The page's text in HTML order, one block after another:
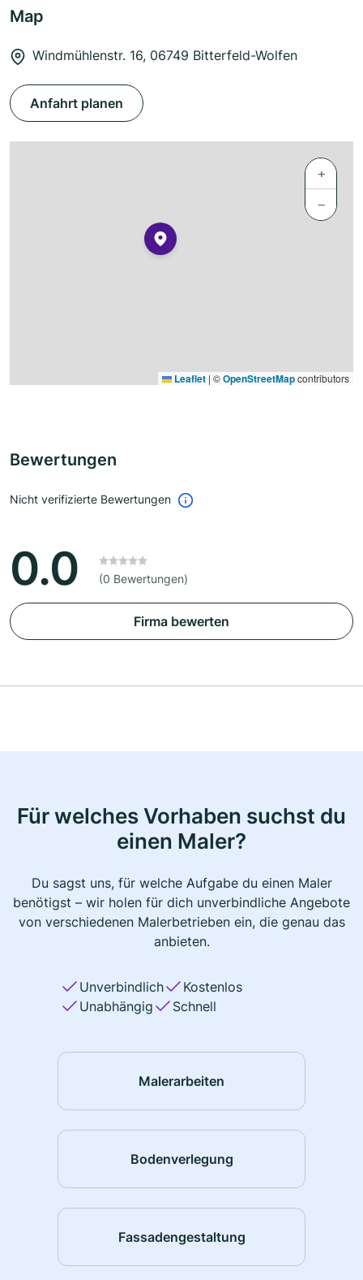
Map
Windmühlenstr. 16, 06749 Bitterfeld-Wolfen
Anfahrt planen
+
−
Leaflet | ©OpenStreetMapcontributors
Bewertungen
Nicht verifizierte Bewertungen
0.0 (0 Bewertungen)
Firma bewerten
Für welches Vorhaben suchst du
einen Maler?
Du sagst uns, für welche Aufgabe du einen Maler
benötigst – wir holen für dich unverbindliche Angebote
von verschiedenen Malerbetrieben ein, die genau das
anbieten.
Unverbindlich
Kostenlos
Unabhängig
Schnell
Malerarbeiten
Bodenverlegung
Fassadengestaltung